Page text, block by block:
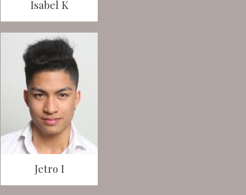
Isabel K
Jetro I